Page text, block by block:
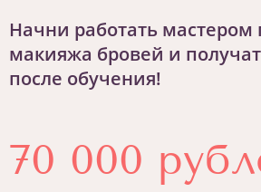
Начни работать мастером
макияжа бровей и
после обучения!
70 000